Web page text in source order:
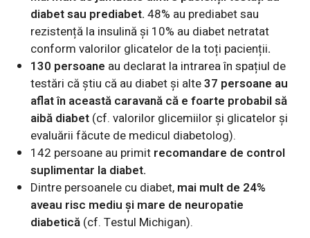
diabet sau prediabet. 48% au prediabet sau
rezistență la insulină și 10% au diabet netratat
conform valorilor glicatelor de la toți pacienții.
130 persoane au declarat la intrarea în spațiul de
testări că știu că au diabet și alte37 persoane au
aflat în această caravană că e foarte probabil să
aibă diabet (cf. valorilor glicemiilor și glicatelor și
evaluării făcute de medicul diabetolog).
142 persoane au primit recomandare de control
suplimentar la diabet.
Dintre persoanele cu diabet, mai mult de 24%
aveau risc mediu și mare de neuropatie
diabetică (cf. Testul Michigan).